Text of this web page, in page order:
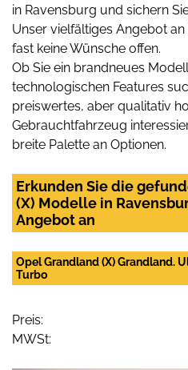
in Ravensburg und sichern
Unser vielfältiges Angebot
fast keine Wünsche offen.
Ob Sie ein brandneues
technologischen Features
preiswertes, aber qualitativ
Gebrauchtfahrzeug
breite Palette an Optionen.
Erkunden Sie die
(X) Modelle in
Angebot an
Opel Grandland (X) Grandland.
Turbo
Preis:
MWSt: